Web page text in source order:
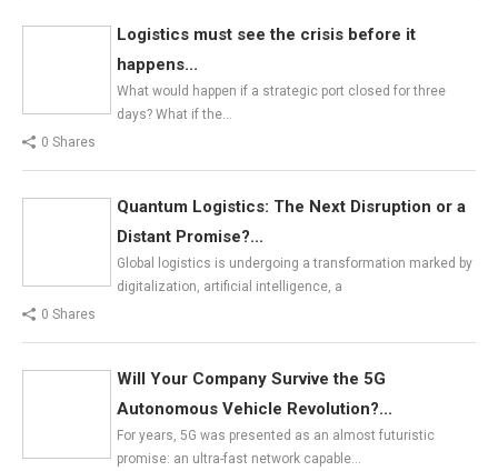
Logistics must see the crisis before it
happens...
What would happen if a strategic port closed for three
days? What if the…
0 Shares
Quantum Logistics: The Next Disruption or a
Distant Promise?...
Global logistics is undergoing a transformation marked by
digitalization, artificial intelligence, a
0 Shares
Will Your Company Survive the 5G
Autonomous Vehicle Revolution?...
For years, 5G was presented as an almost futuristic
promise: an ultra-fast network capable…